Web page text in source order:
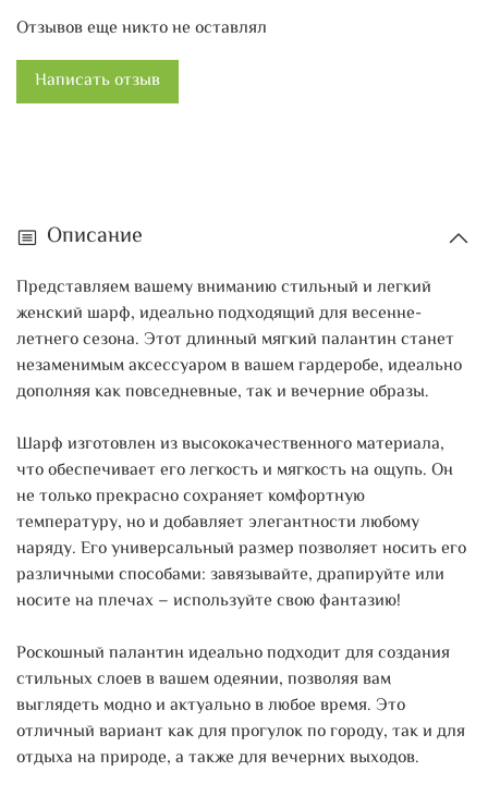
Роскошный палантин идеально подходит для создания
выглядеть модно и актуально в любое время. Это
отличный вариант как для прогулок по городу, так и для
поездках и путешествиях. Вы сможете всегда иметь его
добавить немного изысканности вашему виду.
Не упустите возможность добавить в свою коллекцию
этот легкий шарфик, который станет акцентом вашего
весеннего гардероба. С его помощью вы подчеркнете
готовый к любому событию.
Отзывов еще никто не оставлял
Написать отзыв
Описание
Представляем вашему вниманию стильный и легкий
женский шарф, идеально подходящий для весенне-
летнего сезона. Этот длинный мягкий палантин станет
незаменимым аксессуаром в вашем гардеробе, идеально
дополняя как повседневные, так и вечерние образы.
Шарф изготовлен из высококачественного материала,
что обеспечивает его легкость и мягкость на ощупь. Он
не только прекрасно сохраняет комфортную
температуру, но и добавляет элегантности любому
наряду. Его универсальный размер позволяет носить его
различными способами: завязывайте, драпируйте или
носите на плечах – используйте свою фантазию!
Роскошный палантин идеально подходит для создания
стильных слоев в вашем одеянии, позволяя вам
выглядеть модно и актуально в любое время. Это
отличный вариант как для прогулок по городу, так и для
отдыха на природе, а также для вечерних выходов.